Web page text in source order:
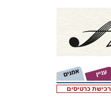
רכישת כרטיסים